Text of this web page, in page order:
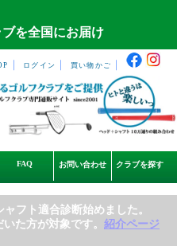
を全国にお届け
ログイン 買い物かご
FAQ お問い合わせ クラブを探す
フト適合診断始めました。
た方が対象です。 紹介ページ